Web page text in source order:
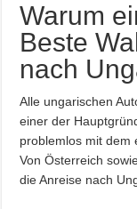
Warum
Beste
nach
Alle ungarischen
einer der
problemlos mit dem
Von Österreich
die Anreise nach